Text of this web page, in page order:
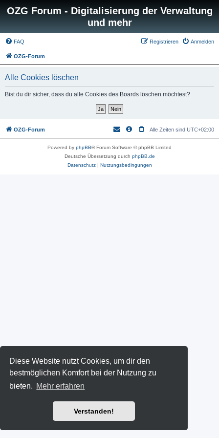
Diese Website nutzt Cookies, um dir den
bestmöglichen Komfort bei der Nutzung zu
bieten. Mehr erfahren
Verstanden!
OZG Forum - Digitalisierung der Verwaltung
und mehr
FAQ Anmelden
Registrieren
OZG-Forum
Alle Cookies löschen
Bist du dir sicher, dass du alle Cookies des Boards löschen möchtest?
OZG-Forum Alle Zeiten sind UTC+02:00
Powered by phpBB® Forum Software © phpBB Limited
Deutsche Übersetzung durch phpBB.de
Datenschutz| Nutzungsbedingungen